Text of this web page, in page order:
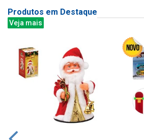
Produtos em Destaque
Veja mais